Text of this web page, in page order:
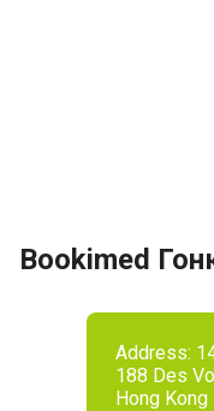
Bookimed
Address:
188 Des
Hong Kong